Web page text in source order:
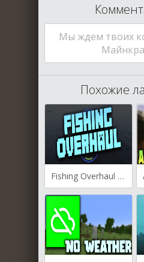
Мы ждем твоих
Похожие
Fishing Overhaul для Майнкрафт [1.19, 1.18.2, 1.17.1]